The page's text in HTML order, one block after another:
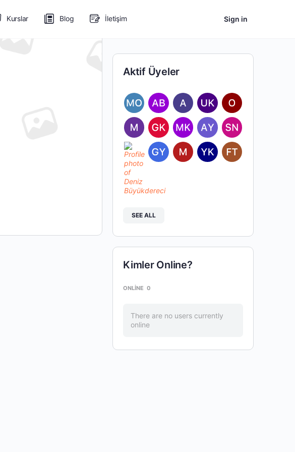
Kurslar Blog İletişim Sign in
Aktif Üyeler
SEE ALL
Kimler Online?
ONLINE 0
There are no users currently
online